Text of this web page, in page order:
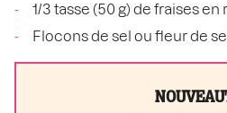
1/3 tasse (50 g) de fraises
Flocons de sel ou fleur de